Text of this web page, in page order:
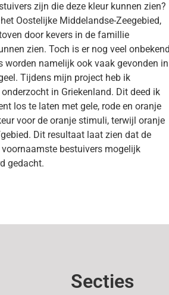
zijn die deze kleur kunnen zien?
Oostelijke Middelandse-Zeegebied,
door kevers in de famillie
zien. Toch is er nog veel onbekend
worden namelijk ook vaak gevonden in
Tijdens mijn project heb ik
in Griekenland. Dit deed ik
los te laten met gele, rode en oranje
voor de oranje stimuli, terwijl oranje
Dit resultaat laat zien dat de
bestuivers mogelijk
gedacht.
Secties